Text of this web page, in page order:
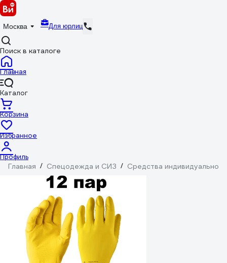
Москва Для юрлиц
Поиск в каталоге
Главная
Каталог
Корзина
Избранное
Профиль
Главная / Спецодежда и СИЗ / Средства индивидуальной